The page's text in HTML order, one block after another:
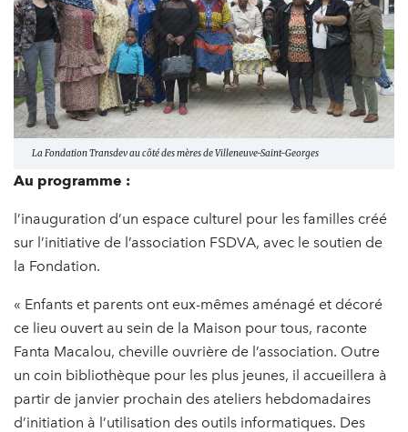
La Fondation Transdev au côté des mères de Villeneuve-Saint-Georges
Au programme :
l’inauguration d’un espace culturel pour les familles créé
sur l’initiative de l’association FSDVA, avec le soutien de
la Fondation.
« Enfants et parents ont eux-mêmes aménagé et décoré
ce lieu ouvert au sein de la Maison pour tous, raconte
Fanta Macalou, cheville ouvrière de l’association. Outre
un coin bibliothèque pour les plus jeunes, il accueillera à
partir de janvier prochain des ateliers hebdomadaires
d’initiation à l’utilisation des outils informatiques. Des